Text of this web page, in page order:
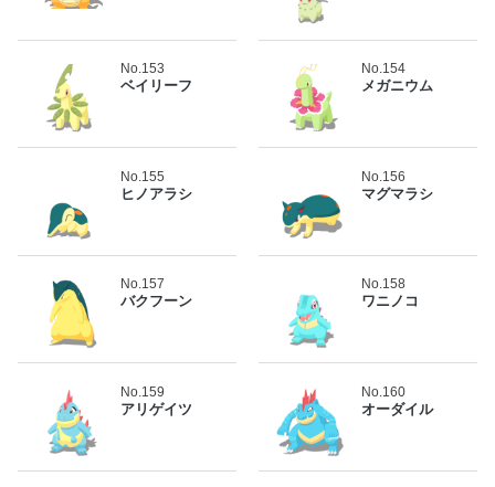
No.153
ベイリーフ
No.154
メガニウム
No.155
ヒノアラシ
No.156
マグマラシ
No.157
バクフーン
No.158
ワニノコ
No.159
アリゲイツ
No.160
オーダイル